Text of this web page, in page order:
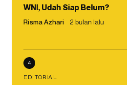
WNI, Udah Siap Belum?
Risma Azhari 2 bulan lalu
4
EDITORIAL